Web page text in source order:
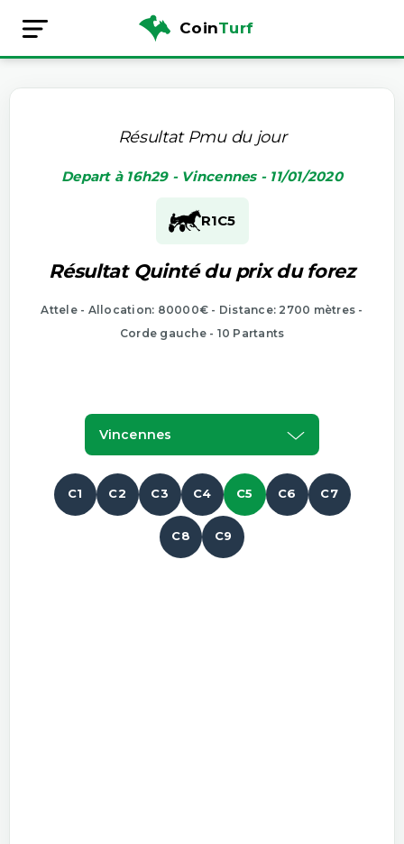
CoinTurf
Résultat Pmu du jour
Depart à 16h29 - Vincennes - 11/01/2020
R1C5
Résultat Quinté du prix du forez
Attele - Allocation: 80000€ - Distance: 2700 mètres -
Corde gauche - 10 Partants
Vincennes
C1 C2 C3 C4 C5 C6 C7
C8 C9